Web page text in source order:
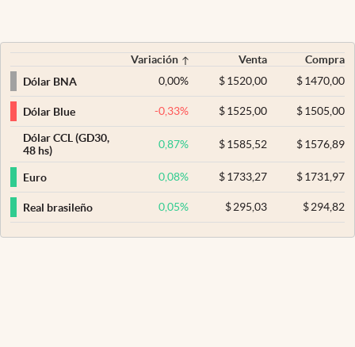
Variación Venta
Compra
Dólar BNA
0,00% $ 1520,00 $1470,00
Dólar Blue -0,33% $ 1525,00 $1505,00
Dólar CCL (GD30,
48 hs)
0,87% $ 1585,52 $1576,89
Euro 0,08% $ 1733,27 $1731,97
Real brasileño 0,05% $295,03 $294,82